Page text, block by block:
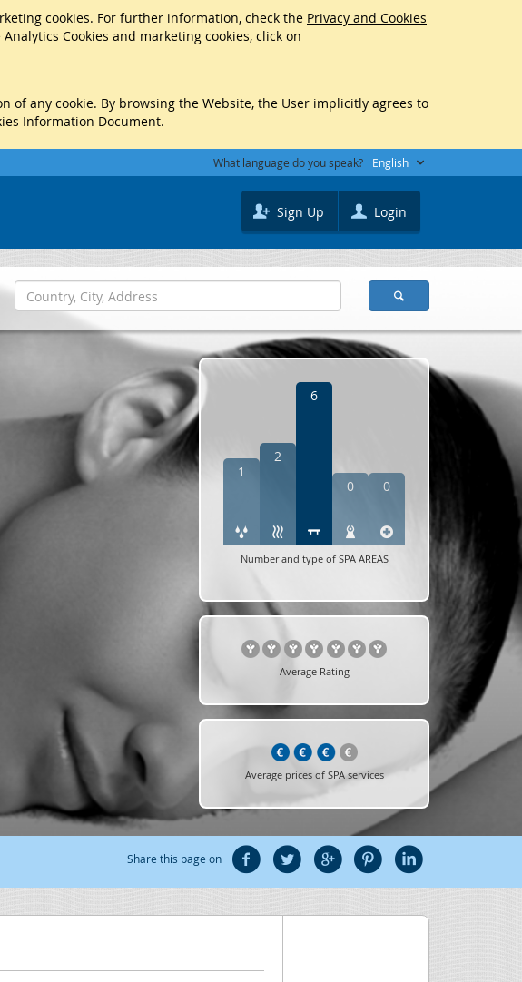
cookies. For further information, check the Privacy and Cookies
Cookies and marketing cookies, click on
any cookie. By browsing the Website, the User implicitly agrees to
Information Document.
What language do you speak? English
Sign Up Login
1
2
6
0 0
Number and type of SPA AREAS
Average Rating
Average prices of SPA services
Share this page on